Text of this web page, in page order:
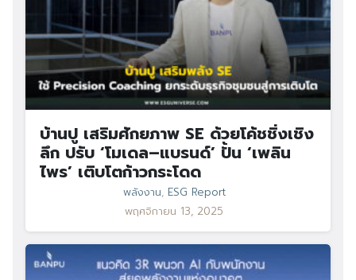
บ้านปู เสริมศักยภาพ SE ด้วยโค้ชชิ่งเชิง
ลึก ปรับ ‘โมเดล–แบรนด์’ ปั้น ‘เพลิน
ไพร’ เติบโตก้าวกระโดด
พลังงาน, ESG Report
พฤศจิกายน 13, 2025